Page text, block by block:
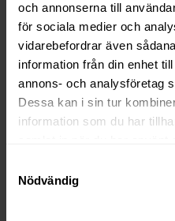
och annonserna till
för sociala medier och
vidarebefordrar även
information från din enhet
annons- och analysföretag
Dessa kan i sin tur
information som du har
Nödvändig